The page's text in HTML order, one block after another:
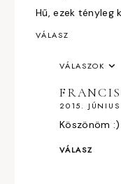
Hű, ezek tényleg
VÁLASZ
VÁLASZOK
2015.
Köszönöm
VÁLASZ